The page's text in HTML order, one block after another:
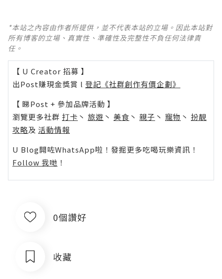
*本站之內容由作者所提供，並不代表本站的立場。因此本站對
所有博客的立場、真實性、準確性及完整性不負任何法律責
任。
【 U Creator 招募 】
出Post賺現金獎賞 l 登記《社群創作有價企劃》
【 睇Post + 參加品牌活動 】
瀏覽更多社群 打卡 丶 旅遊 丶 美食 丶 親子 丶 寵物 丶 扮靚
攻略及 活動情報
U Blog開咗WhatsApp啦！發掘更多吃喝玩樂資訊！
Follow 我哋 ！
0個讚好
收藏